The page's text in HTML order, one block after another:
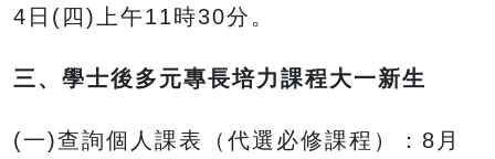
4日(四)上午11時30分。
三、學士後多元專長培力課程大一新生
(一)查詢個人課表（代選必修課程）：8月